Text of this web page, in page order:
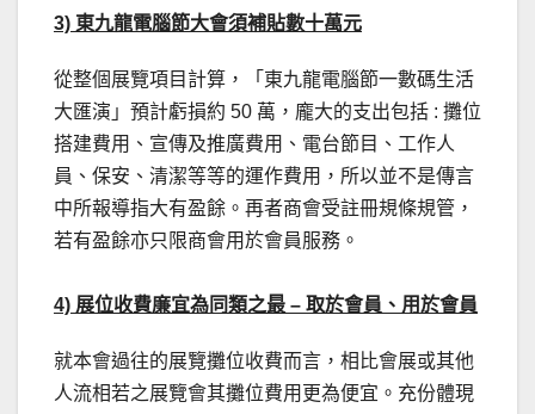
3) 東九龍電腦節大會須補貼數十萬元
從整個展覽項目計算，「東九龍電腦節一數碼生活
大匯演」預計虧損約 50 萬，龐大的支出包括 : 攤位
搭建費用、宣傳及推廣費用、電台節目、工作人
員、保安、清潔等等的運作費用，所以並不是傳言
中所報導指大有盈餘。再者商會受註冊規條規管，
若有盈餘亦只限商會用於會員服務。
4) 展位收費廉宜為同類之最 – 取於會員、用於會員
就本會過往的展覽攤位收費而言，相比會展或其他
人流相若之展覽會其攤位費用更為便宜。充份體現